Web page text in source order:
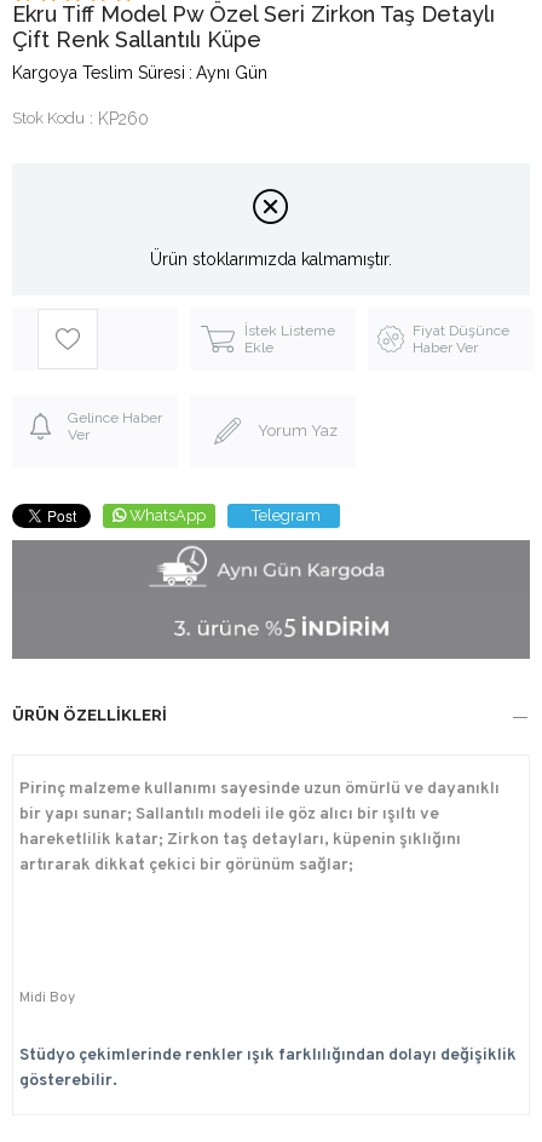
Ekru Tiff Model Pw Özel Seri Zirkon Taş Detaylı
Çift Renk Sallantılı Küpe
Kargoya Teslim Süresi : Aynı Gün
Stok Kodu KP260
Ürün stoklarımızda kalmamıştır.
İstek Listeme
Ekle
Fiyat Düşünce
Haber Ver
Gelince Haber
Ver
Yorum Yaz
WhatsApp Telegram
ÜRÜN ÖZELLIKLERI
Pirinç malzeme kullanımı sayesinde uzun ömürlü ve dayanıklı
bir yapı sunar; Sallantılı modeli ile göz alıcı bir ışıltı ve
hareketlilik katar; Zirkon taş detayları, küpenin şıklığını
artırarak dikkat çekici bir görünüm sağlar;
Midi Boy
Stüdyo çekimlerinde renkler ışık farklılığından dolayı değişiklik
gösterebilir.